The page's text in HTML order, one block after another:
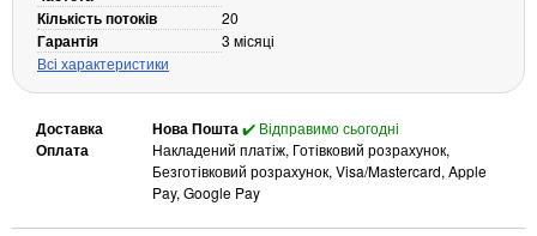
IP-камери
Автономне живлення
Автоматичні вимикачі
Інвертори напруги
Акумулятори для ДБЖ
Кількість потоків 20
Гарантія
3 місяці
Всі характеристики
Доставка Нова Пошта✔️ Відправимо сьогодні
Оплата
Накладений платіж, Готівковий розрахунок,
Безготівковий розрахунок, Visa/Mastercard, Apple
Pay, Google Pay